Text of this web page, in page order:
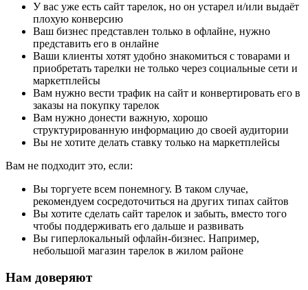
У вас уже есть сайт тарелок, но он устарел и/или выдаёт
плохую конверсию
Ваш бизнес представлен только в офлайне, нужно
представить его в онлайне
Ваши клиенты хотят удобно знакомиться с товарами и
приобретать тарелки не только через социальные сети и
маркетплейсы
Вам нужно вести трафик на сайт и конвертировать его в
заказы на покупку тарелок
Вам нужно донести важную, хорошо
структурированную информацию до своей аудитории
Вы не хотите делать ставку только на маркетплейсы
Вам не подходит это, если:
Вы торгуете всем понемногу. В таком случае,
рекомендуем сосредоточиться на других типах сайтов
Вы хотите сделать сайт тарелок и забыть, вместо того
чтобы поддерживать его дальше и развивать
Вы гиперлокальный офлайн-бизнес. Например,
небольшой магазин тарелок в жилом районе
Нам доверяют